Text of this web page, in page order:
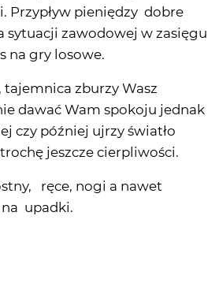
Przypływ pieniędzy dobre
sytuacji zawodowej w zasięgu
na gry losowe.
tajemnica zburzy Wasz
dawać Wam spokoju jednak
czy później ujrzy światło
jeszcze cierpliwości.
ręce, nogi a nawet
na upadki.